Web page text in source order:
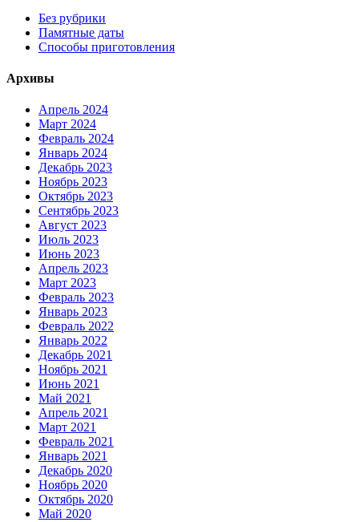
Без рубрики
Памятные даты
Способы приготовления
Архивы
Апрель 2024
Март 2024
Февраль 2024
Январь 2024
Декабрь 2023
Ноябрь 2023
Октябрь 2023
Сентябрь 2023
Август 2023
Июль 2023
Июнь 2023
Апрель 2023
Март 2023
Февраль 2023
Январь 2023
Февраль 2022
Январь 2022
Декабрь 2021
Ноябрь 2021
Июнь 2021
Май 2021
Апрель 2021
Март 2021
Февраль 2021
Январь 2021
Декабрь 2020
Ноябрь 2020
Октябрь 2020
Май 2020